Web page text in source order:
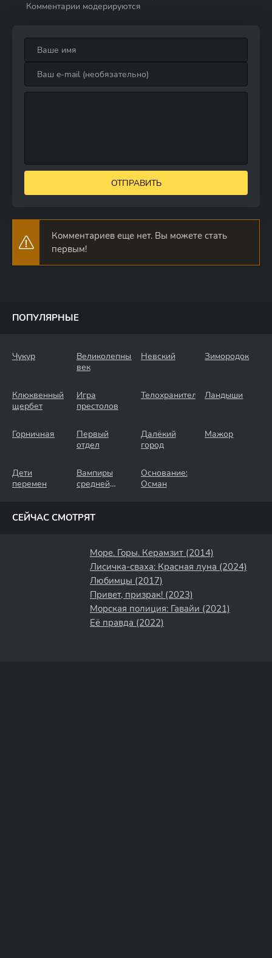
Комментарии модерируются
ОТПРАВИТЬ
Комментариев еще нет. Вы можете стать
первым!
ПОПУЛЯРНЫЕ
Чукур
Великолепный
век
Невский Зимородок
Клюквенный
щербет
Игра
престолов
Телохранители Ландыши
Горничная
Первый
отдел
Далёкий
город
Мажор
Дети
перемен
Вампиры
средней
Основание:
Осман
СЕЙЧАС СМОТРЯТ
Море. Горы. Керамзит (2014)
Лисичка-сваха: Красная луна (2024)
Любимцы (2017)
Привет, призрак! (2023)
Морская полиция: Гавайи (2021)
Её правда (2022)